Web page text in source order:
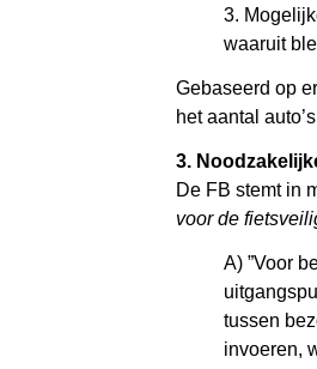
3.
waaruit
Gebaseerd op
het aantal
3.
De FB stemt in
voor de
A) ”Voor
tussen
invoeren,